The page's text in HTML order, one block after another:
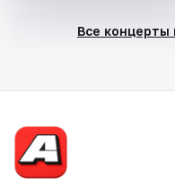
Все концерты